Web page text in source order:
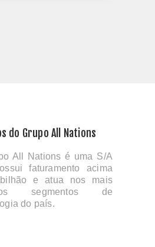
do Grupo All Nations
All Nations é uma S/A
faturamento acima
e atua nos mais
segmentos de
do país.